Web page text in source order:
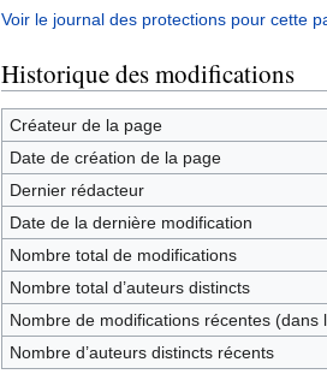
Voir le journal des protections pour cette
Historique des modifications
Créateur de la page
Date de création de la page
Dernier rédacteur
Date de la dernière modification
Nombre total de modifications
Nombre total d’auteurs distincts
Nombre de modifications récentes (dans
Nombre d’auteurs distincts récents